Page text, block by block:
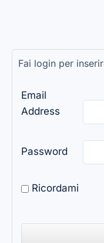
Fai login per
Email
Address
Password
Ricordami